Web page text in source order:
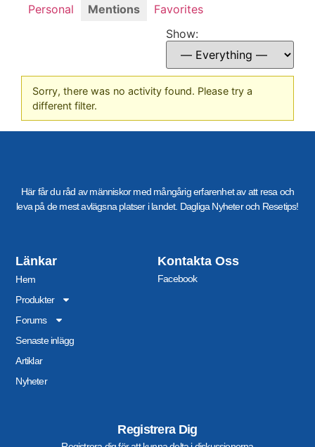
Personal Mentions
Favorites
Show:
Sorry, there was no activity found. Please try a
different filter.
Här får du råd av människor med mångårig erfarenhet av att resa och
leva på de mest avlägsna platser i landet. Dagliga Nyheter och Resetips!
Länkar
Hem
Produkter
Forums
Senaste inlägg
Artiklar
Nyheter
Kontakta Oss
Facebook
Registrera Dig